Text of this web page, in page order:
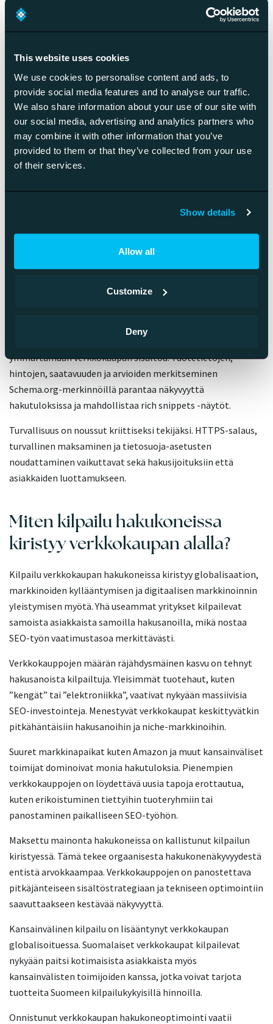
This website uses cookies
We use cookies to personalise content and ads, to
provide social media features and to analyse our traffic.
We also share information about your use of our site with
our social media, advertising and analytics partners who
may combine it with other information that you’ve
provided to them or that they’ve collected from your use
of their services.
Show details
Allow all
Customize
Deny
verkkokaupalle kriittisempää
kuin koskaan?
Tekninen SEO on verkkokaupalle kriittistä, koska
hakukoneet arvioivat yhä tiukemmin sivuston suorituskykyä,
käyttäjäkokemusta ja teknistä laatua. Nopeat latausajat,
mobiiliystävällisyys ja turvallinen ostokokemus ovat
nykyään perusvaatimuksia hakukonenäkyvyydelle.
Sivuston nopeus vaikuttaa suoraan sekä hakusijoituksiin että
konversioasteeseen. Verkkokaupan käyttäjäroolit vaativat
odottavat saumatonta kirjautumista ja ostoprosessia.
Core Web Vitals -mittarit ovat tulleet keskeisiksi
hakukonetekijöiksi. Verkkokauppojen on optimoitava
Largest Contentful Paint (LCP), First Input Delay (FID) ja
Cumulative Layout Shift (CLS) -arvot. Erityisesti tuotesivujen
ymmärtämään verkkokaupan sisältöä. Tuotetietojen,
hintojen, saatavuuden ja arvioiden merkitseminen
Schema.org-merkinnöillä parantaa näkyvyyttä
hakutuloksissa ja mahdollistaa rich snippets -näytöt.
Turvallisuus on noussut kriittiseksi tekijäksi. HTTPS-salaus,
turvallinen maksaminen ja tietosuoja-asetusten
noudattaminen vaikuttavat sekä hakusijoituksiin että
asiakkaiden luottamukseen.
Miten kilpailu hakukoneissa
kiristyy verkkokaupan alalla?
Kilpailu verkkokaupan hakukoneissa kiristyy globalisaation,
markkinoiden kyllääntymisen ja digitaalisen markkinoinnin
yleistymisen myötä. Yhä useammat yritykset kilpailevat
samoista asiakkaista samoilla hakusanoilla, mikä nostaa
SEO-työn vaatimustasoa merkittävästi.
Verkkokauppojen määrän räjähdysmäinen kasvu on tehnyt
hakusanoista kilpailtuja. Yleisimmät tuotehaut, kuten
”kengät” tai ”elektroniikka”, vaativat nykyään massiivisia
SEO-investointeja. Menestyvät verkkokaupat keskittyvätkin
pitkähäntäisiin hakusanoihin ja niche-markkinoihin.
Suuret markkinapaikat kuten Amazon ja muut kansainväliset
toimijat dominoivat monia hakutuloksia. Pienempien
verkkokauppojen on löydettävä uusia tapoja erottautua,
kuten erikoistuminen tiettyihin tuoteryhmiin tai
panostaminen paikalliseen SEO-työhön.
Maksettu mainonta hakukoneissa on kallistunut kilpailun
kiristyessä. Tämä tekee orgaanisesta hakukonenäkyvyydestä
entistä arvokkaampaa. Verkkokauppojen on panostettava
pitkäjänteiseen sisältöstrategiaan ja tekniseen optimointiin
saavuttaakseen kestävää näkyvyyttä.
Kansainvälinen kilpailu on lisääntynyt verkkokaupan
globalisoituessa. Suomalaiset verkkokaupat kilpailevat
nykyään paitsi kotimaisista asiakkaista myös
kansainvälisten toimijoiden kanssa, jotka voivat tarjota
tuotteita Suomeen kilpailukykyisillä hinnoilla.
Onnistunut verkkokaupan hakukoneoptimointi vaatii